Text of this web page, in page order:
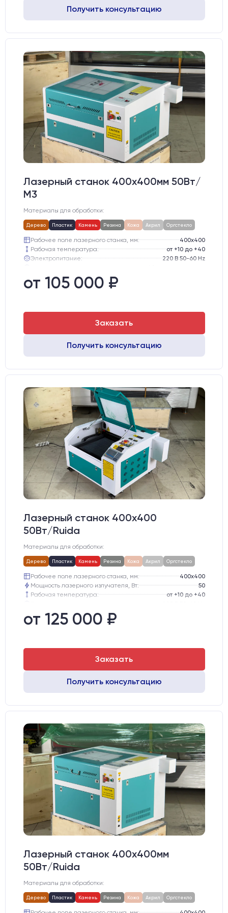
Получить консультацию
Лазерный станок 400х400мм 50Вт/
М3
Материалы для обработки:
Дерево Пластик Камень Резина Кожа Акрил Оргстекло
Рабочее поле лазерного станка, мм:
400х400
Рабочая температура:
от +10 до +40
Электропитание:
220 В 50-60 Hz
Глубина опускания рабочего стола, мм:
Направляющие оси Y:
от 105 000 ₽
Заказать
Получить консультацию
Лазерный станок 400х400
50Вт/Ruida
Материалы для обработки:
Дерево Пластик Камень Резина Кожа Акрил Оргстекло
Рабочее поле лазерного станка, мм:
400х400
Мощность лазерного излучателя, Вт:
50
Рабочая температура:
от +10 до +40
Шаговые двигатели:
Глубина опускания рабочего стола, мм:
от 125 000 ₽
Заказать
Получить консультацию
Лазерный станок 400х400мм
50Вт/Ruida
Материалы для обработки:
Дерево Пластик Камень Резина Кожа Акрил Оргстекло